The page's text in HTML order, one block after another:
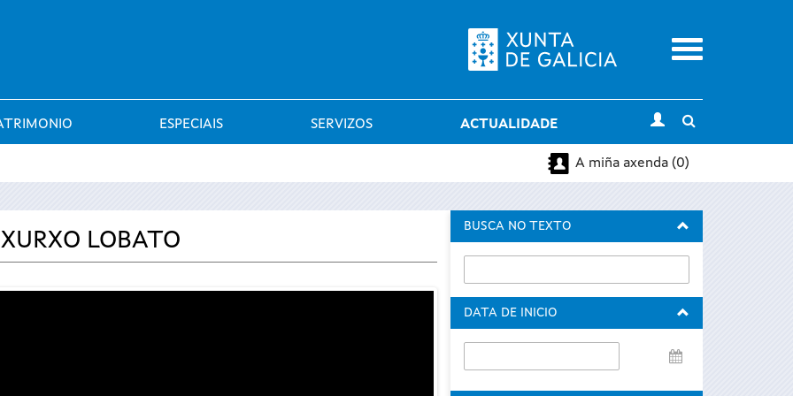
Menu
ESPECIAIS SERVIZOS ACTUALIDADE
search
A miña axenda (0)
LOBATO
BUSCA NO TEXTO
DATA DE INICIO
de